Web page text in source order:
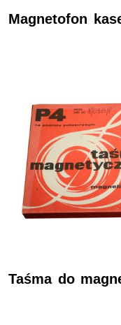
Magnetofon
Taśma do